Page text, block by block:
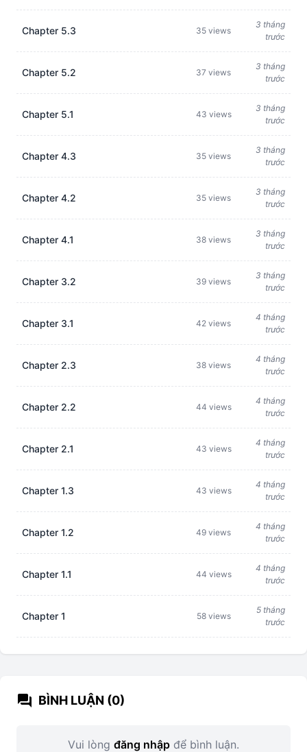
Chapter 5.3 35 views
3 tháng
trước
Chapter 5.2 37 views
3 tháng
trước
Chapter 5.1 43 views
3 tháng
trước
Chapter 4.3 35 views
3 tháng
trước
Chapter 4.2 35 views
3 tháng
trước
Chapter 4.1 38 views
3 tháng
trước
Chapter 3.2 39 views
3 tháng
trước
Chapter 3.1 42 views
4 tháng
trước
Chapter 2.3 38 views
4 tháng
trước
Chapter 2.2 44 views
4 tháng
trước
Chapter 2.1 43 views
4 tháng
trước
Chapter 1.3 43 views
4 tháng
trước
Chapter 1.2 49 views
4 tháng
trước
Chapter 1.1 44 views
4 tháng
trước
Chapter 1 58 views
5 tháng
trước
forum BÌNH LUẬN (0)
Vui lòng đăng nhập để bình luận.